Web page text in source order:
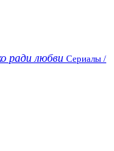
ради любви Сериалы /